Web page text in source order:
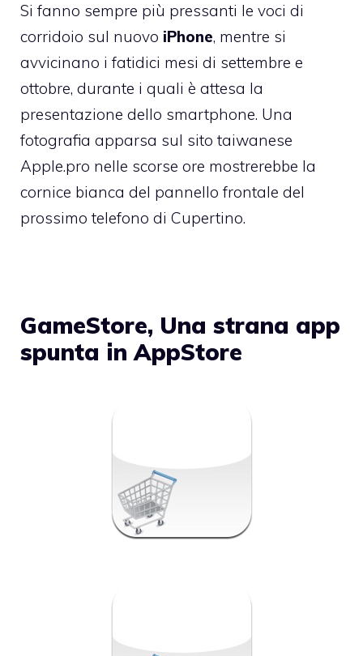
Si fanno sempre più pressanti le voci di
corridoio sul nuovo iPhone, mentre si
avvicinano i fatidici mesi di settembre e
ottobre, durante i quali è attesa la
presentazione dello smartphone. Una
fotografia apparsa sul sito taiwanese
Apple.pro nelle scorse ore mostrerebbe la
cornice bianca del pannello frontale del
prossimo telefono di Cupertino.
GameStore, Una strana app
spunta in AppStore